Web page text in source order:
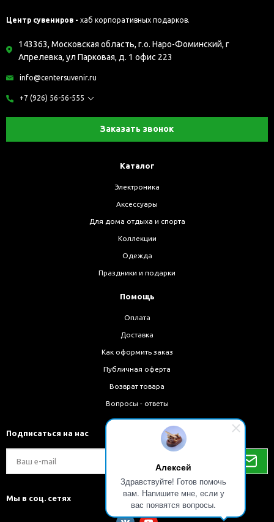
Алексей
Здравствуйте! Готов помочь
вам. Напишите мне, если у
вас появятся вопросы.
Центр сувениров - хаб корпоративных подарков.
143363, Московская область, г.о. Наро-Фоминский, г
Апрелевка, ул Парковая, д. 1 офис 223
info@centersuvenir.ru
+7 (926) 56-56-555
Заказать звонок
Каталог
Электроника
Аксессуары
Для дома отдыха и спорта
Коллекции
Одежда
Праздники и подарки
Помощь
Оплата
Доставка
Как оформить заказ
Публичная оферта
Возврат товара
Вопросы - ответы
Подписаться на нас
Мы в соц. сетях